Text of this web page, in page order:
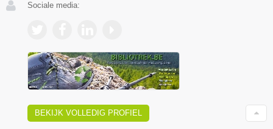
Sociale media:
BEKIJK VOLLEDIG PROFIEL